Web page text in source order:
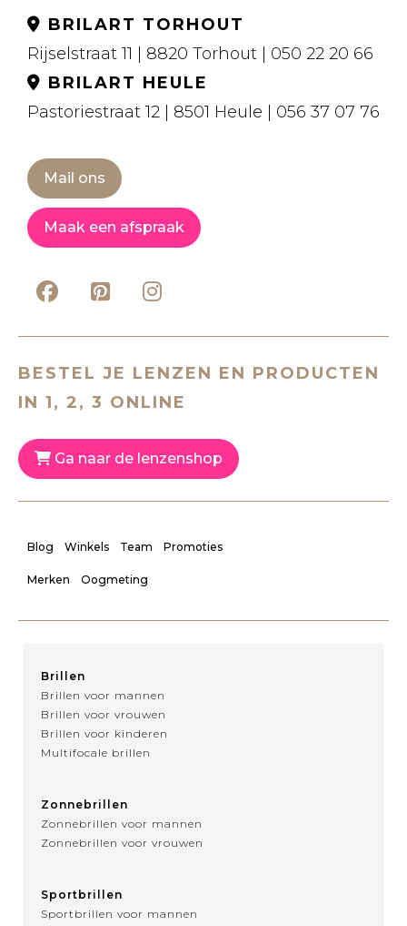
BRILART TORHOUT
Rijselstraat 11 | 8820 Torhout | 050 22 20 66
BRILART HEULE
Pastoriestraat 12 | 8501 Heule | 056 37 07 76
Mail ons
Maak een afspraak
BESTEL JE LENZEN EN PRODUCTEN
IN 1, 2, 3 ONLINE
Ga naar de lenzenshop
Blog Winkels Team Promoties
Merken Oogmeting
Brillen
Brillen voor mannen
Brillen voor vrouwen
Brillen voor kinderen
Multifocale brillen
Zonnebrillen
Zonnebrillen voor mannen
Zonnebrillen voor vrouwen
Sportbrillen
Sportbrillen voor mannen